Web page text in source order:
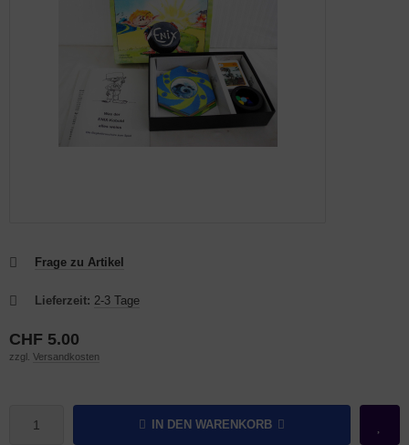
Frage zu Artikel
Lieferzeit: 2-3 Tage
CHF 5.00
zzgl. Versandkosten
IN DEN WARENKORB